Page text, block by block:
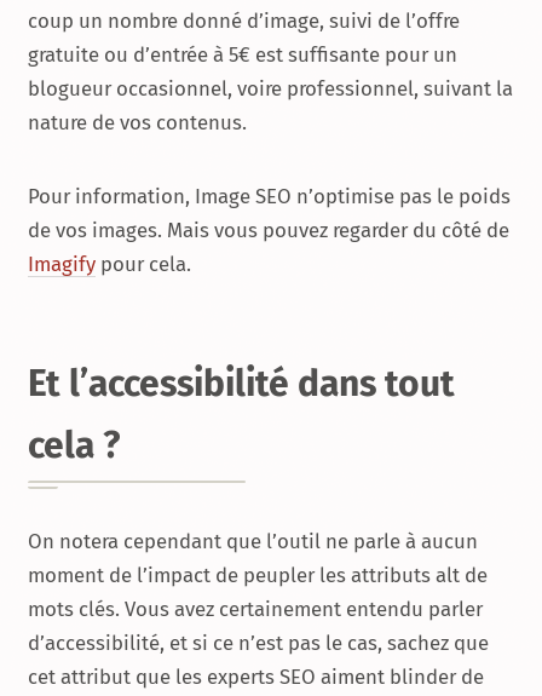
coup un nombre donné d’image, suivi de l’offre
gratuite ou d’entrée à 5€ est suffisante pour un
blogueur occasionnel, voire professionnel, suivant la
nature de vos contenus.
Pour information, Image SEO n’optimise pas le poids
de vos images. Mais vous pouvez regarder du côté de
Imagify pour cela.
Et l’accessibilité dans tout
cela ?
On notera cependant que l’outil ne parle à aucun
moment de l’impact de peupler les attributs alt de
mots clés. Vous avez certainement entendu parler
d’accessibilité, et si ce n’est pas le cas, sachez que
cet attribut que les experts SEO aiment blinder de